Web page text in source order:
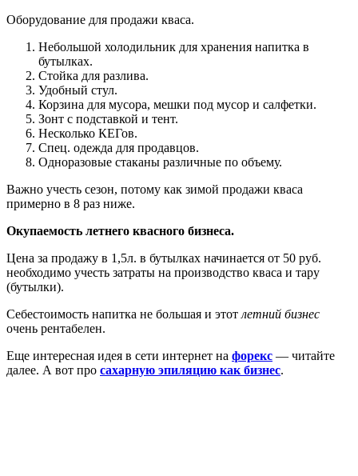
Оборудование для продажи кваса.
Небольшой холодильник для хранения напитка в
бутылках.
Стойка для разлива.
Удобный стул.
Корзина для мусора, мешки под мусор и салфетки.
Зонт с подставкой и тент.
Несколько КЕГов.
Спец. одежда для продавцов.
Одноразовые стаканы различные по объему.
Важно учесть сезон, потому как зимой продажи кваса
примерно в 8 раз ниже.
Окупаемость летнего квасного бизнеса.
Цена за продажу в 1,5л. в бутылках начинается от 50 руб.
необходимо учесть затраты на производство кваса и тару
(бутылки).
Себестоимость напитка не большая и этот летний бизнес
очень рентабелен.
Еще интересная идея в сети интернет на форекс — читайте
далее. А вот про сахарную эпиляцию как бизнес.